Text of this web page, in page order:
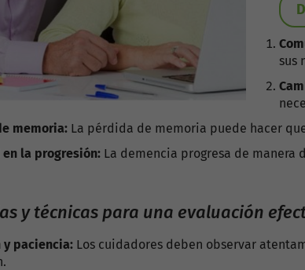
sus
memoria: La pérdida de memoria puede hacer
la progresión: La demencia progresa de
y técnicas para una evaluación
y paciencia: Los cuidadores deben observar